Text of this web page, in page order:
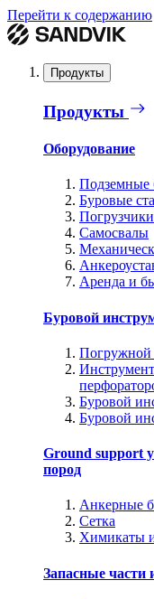
Перейти к содержанию
Продукты
Продукты
Оборудование
Подземные
Буровые
Погрузчики
Самосвалы
Аренда и
Буровой
Погружной
Буровой
Буровой
Ground support
пород
Анкерные
Сетка
Химикаты
Запасные части